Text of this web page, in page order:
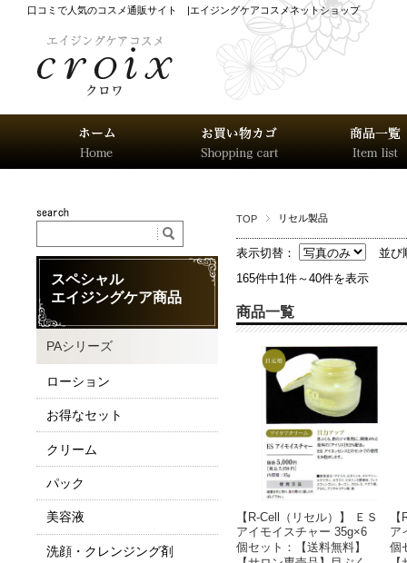
口コミで人気のコスメ通販サイト |エイジングケアコスメネットショップ
TOP リセル製品
表示切替：
並び
165件中1件～40件を表示
商品一覧
【R-Cell（リセル）】 ＥＳ
アイモイスチャー 35g×6
個セット：【送料無料】
ア
個
スペシャル
エイジングケア商品
PAシリーズ
ローション
お得なセット
クリーム
パック
美容液
洗顔・クレンジング剤